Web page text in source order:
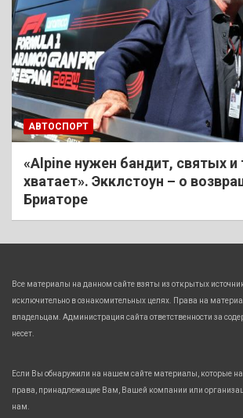
АВТОСПОРТ
«Alpine нужен бандит, святых и
хватает». Экклстоун – о
Бриаторе
Все материалы на данном сайте взяты из открытых
исключительно в ознакомительных целях. Права на
владельцам. Администрация сайта ответственности за
несет.
Если Вы обнаружили на нашем сайте материалы, которые
права, принадлежащие Вам, Вашей компании или
нам.